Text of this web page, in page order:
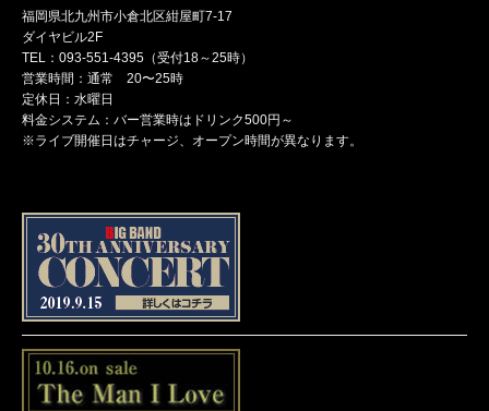
福岡県北九州市小倉北区紺屋町7-17
ダイヤビル2F
TEL：093-551-4395（受付18～25時）
営業時間：通常 20〜25時
定休日：水曜日
料金システム：バー営業時はドリンク500円～
※ライブ開催日はチャージ、オープン時間が異なります。